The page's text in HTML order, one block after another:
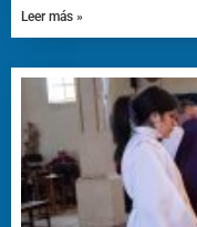
Leer más »